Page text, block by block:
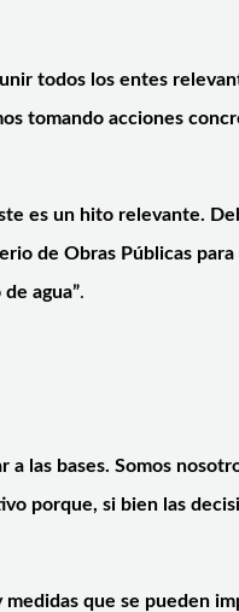
todos los entes
tomando acciones
es un hito relevante.
de Obras Públicas
agua”.
a las bases. Somos
porque, si bien las
medidas que se pueden